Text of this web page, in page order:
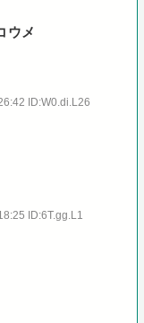
ウメ
ID:W0.di.L26
ID:6T.gg.L1